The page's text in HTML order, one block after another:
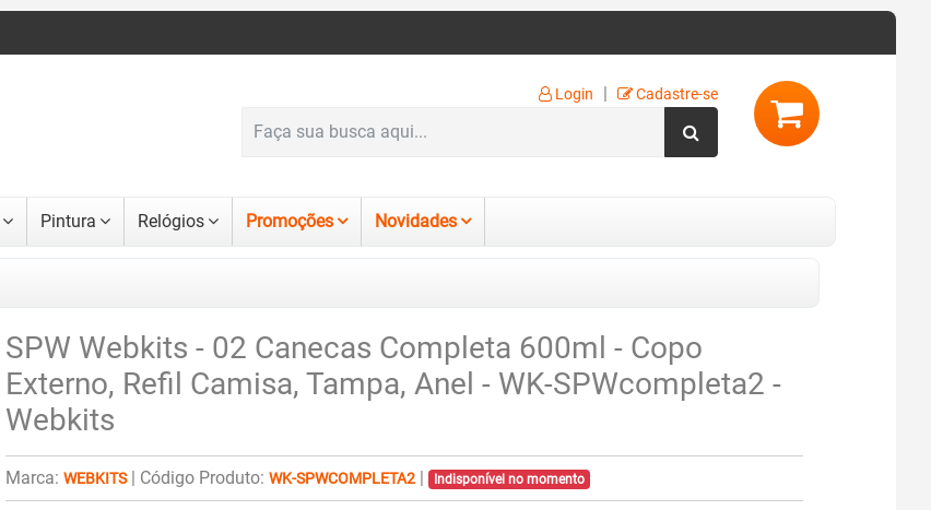
Login | Cadastre-se
Pintura Relógios Promoções Novidades
SPW Webkits - 02 Canecas Completa 600ml - Copo
Externo, Refil Camisa, Tampa, Anel - WK-SPWcompleta2 -
Webkits
Marca: WEBKITS| Código Produto: WK-SPWCOMPLETA2 Indisponível no momento